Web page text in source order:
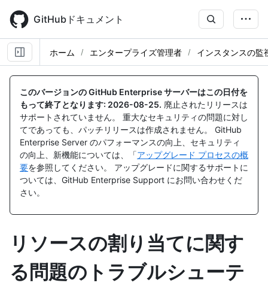
main
content
GitHubドキュメント
ホーム エンタープライズ管理者 インスタンスの監
このバージョンの GitHub Enterprise サーバーはこの日付を
もって終了となります: 2026-08-25. 廃止されたリリースは
サポートされていません。 重大なセキュリティの問題に対し
てであっても、パッチリリースは作成されません。 GitHub
Enterprise Server のパフォーマンスの向上、セキュリティ
の向上、新機能については、「アップグレード プロセスの概
要を参照してください。 アップグレードに関するサポートに
ついては、GitHub Enterprise Support にお問い合わせくだ
さい。
リソースの割り当てに関す
る問題のトラブルシューテ